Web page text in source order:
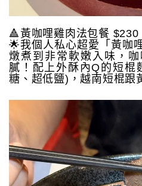
🔺黃咖哩雞肉法包餐 $230
🌟我個人私心超愛「黃咖
燉煮到非常軟嫩入味，
膩！配上外酥內Q的短棍
糖、超低鹽)，越南短棍跟